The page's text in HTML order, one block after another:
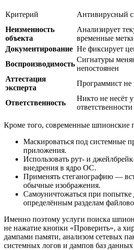
Критерий
Антивирусный
Неизменность
объекта
Анализирует
временные
Документирование Не фиксирует
Воспроизводимость
Сигнатуры
непостоянен
Аттестация
эксперта
Программист не
Ответственность
Никто не несёт
ответственности
Кроме того, современные шпионские
Маскироваться под системные
приложения.
Использовать рут- и
внедрения в ядро ОС.
Применять стеганографию —
обычные изображения.
Самоуничтожаться при попытке
определённым разделам
Именно поэтому услуги поиска
не нажатие кнопки «Проверить», а
дампами памяти, анализом сетевых
системных логов и дампов баз